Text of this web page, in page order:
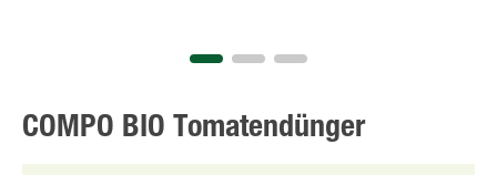
COMPO BIO Tomatendünger